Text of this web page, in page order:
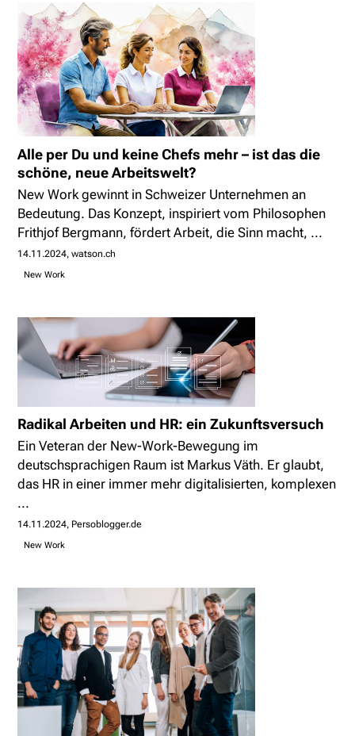
Alle per Du und keine Chefs mehr – ist das die
schöne, neue Arbeitswelt?
New Work gewinnt in Schweizer Unternehmen an
Bedeutung. Das Konzept, inspiriert vom Philosophen
Frithjof Bergmann, fördert Arbeit, die Sinn macht, ...
14.11.2024 watson.ch
New Work
Radikal Arbeiten und HR: ein Zukunftsversuch
Ein Veteran der New-Work-Bewegung im
deutschsprachigen Raum ist Markus Väth. Er glaubt,
das HR in einer immer mehr digitalisierten, komplexen
...
14.11.2024 Persoblogger.de
New Work